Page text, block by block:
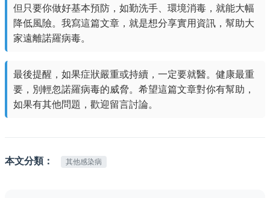
但只要你做好基本預防，如勤洗手、環境消毒，就能大幅
降低風險。我寫這篇文章，就是想分享實用資訊，幫助大
家遠離諾羅病毒。
最後提醒，如果症狀嚴重或持續，一定要就醫。健康最重
要，別輕忽諾羅病毒的威脅。希望這篇文章對你有幫助，
如果有其他問題，歡迎留言討論。
本文分類： 其他感染病